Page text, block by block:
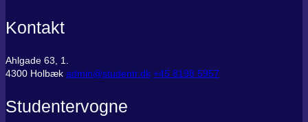
Kontakt
Ahlgade 63, 1.
4300 Holbæk admin@studentr.dk ‭+45 8198 5957
Studentervogne